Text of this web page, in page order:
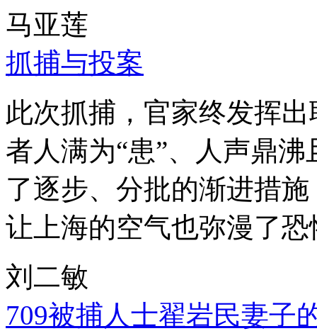
马亚莲
抓捕与投案
此次抓捕，官家终发挥
者人满为“患”、人声鼎
了逐步、分批的渐进措
让上海的空气也弥漫了
刘二敏
709被捕人士翟岩民妻子